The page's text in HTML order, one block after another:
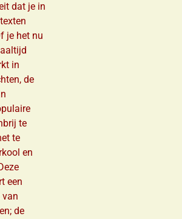
dat je in
je het nu
in
de
te
te
en
een
van
de